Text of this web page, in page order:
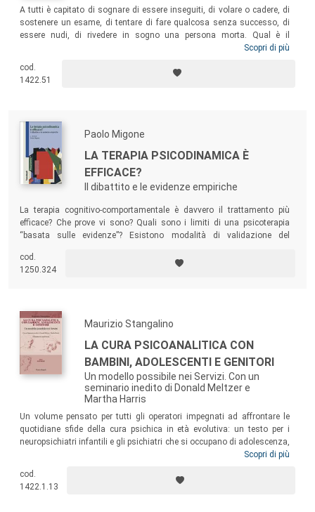
A tutti è capitato di sognare di essere inseguiti, di volare o cadere, di
sostenere un esame, di tentare di fare qualcosa senza successo, di
essere nudi, di rivedere in sogno una persona morta. Qual è il
significato di questi sogni e da dove vengono? L’attenzione ai
quest’ottica il libro propone un nuovo modo di interpretarli, con consigli
utili per gli psicoterapeuti ma anche per chiunque voglia decifrarli.
Scopri di più
cod.
1422.51
Paolo Migone
LA TERAPIA PSICODINAMICA È
EFFICACE?
Il dibattito e le evidenze empiriche
La terapia cognitivo-comportamentale è davvero il trattamento più
efficace? Che prove vi sono? Quali sono i limiti di una psicoterapia
“basata sulle evidenze”? Esistono modalità di validazione del
domande rispondono alcuni dei principali esponenti a livello
internazionale del movimento di ricerca in psicoterapia.
cod.
1250.324
Maurizio Stangalino
LA CURA PSICOANALITICA CON
BAMBINI, ADOLESCENTI E GENITORI
Un modello possibile nei Servizi. Con un
seminario inedito di Donald Meltzer e
Martha Harris
Un volume pensato per tutti gli operatori impegnati ad affrontare le
quotidiane sfide della cura psichica in età evolutiva: un testo per i
neuropsichiatri infantili e gli psichiatri che si occupano di adolescenza,
per gli psicoterapeuti, gli psicologi e tutto il personale delle équipes
interessato alla psicoanalisi nel lavoro clinico, chi la pratichi, la viva e
la trasmetta in modo appassionato e creativo, ne coltivi il pensiero e
Scopri di più
cod.
1422.1.13